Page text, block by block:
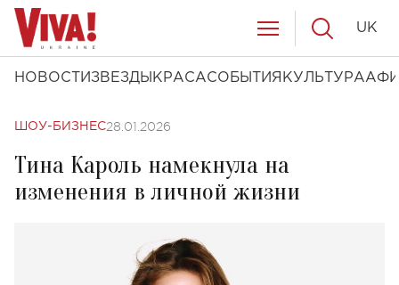
НОВОСТИ ЗВЕЗДЫ КРАСАСОБЫТИЯ КУЛЬТУРА
UK
ШОУ-БИЗНЕС28.01.2026
Тина Кароль намекнула на
изменения в личной жизни